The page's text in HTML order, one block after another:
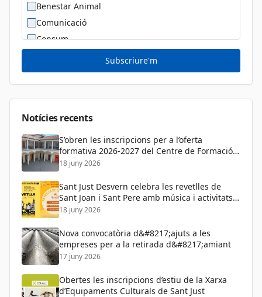
Benestar Animal
Comunicació
Consum
Diversitat Sexual i de Gènere
Dona
Subscriure'm
Notícies recents
S’obren les inscripcions per a l’oferta
formativa 2026-2027 del Centre de Formació
de Persones Adultes
18 juny 2026
Sant Just Desvern celebra les revetlles de
Sant Joan i Sant Pere amb música i activitats
per a tots els públics
18 juny 2026
Nova convocatòria d&#8217;ajuts a les
empreses per a la retirada d&#8217;amiant
17 juny 2026
Obertes les inscripcions d’estiu de la Xarxa
d’Equipaments Culturals de Sant Just